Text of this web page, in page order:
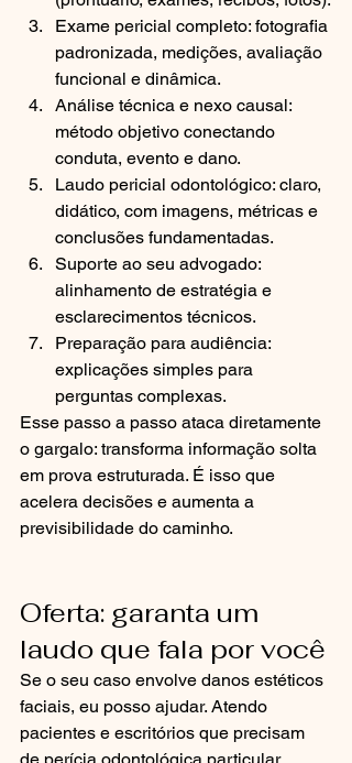
Exame pericial completo: fotografia
padronizada, medições, avaliação
funcional e dinâmica.
Análise técnica e nexo causal:
método objetivo conectando
conduta, evento e dano.
Laudo pericial odontológico: claro,
didático, com imagens, métricas e
conclusões fundamentadas.
Suporte ao seu advogado:
alinhamento de estratégia e
esclarecimentos técnicos.
Preparação para audiência:
explicações simples para
perguntas complexas.
Esse passo a passo ataca diretamente
o gargalo: transforma informação solta
em prova estruturada. É isso que
acelera decisões e aumenta a
previsibilidade do caminho.
Oferta: garanta um
laudo que fala por você
Se o seu caso envolve danos estéticos
faciais, eu posso ajudar. Atendo
pacientes e escritórios que precisam